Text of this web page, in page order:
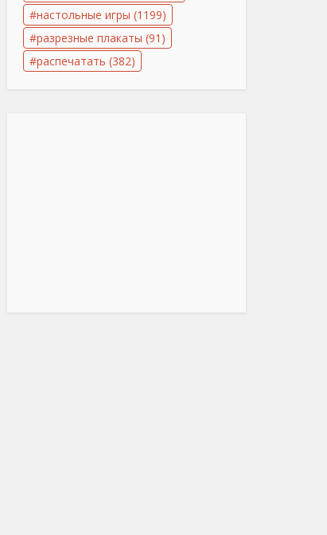
настольные игры (1199)
разрезные плакаты (91)
распечатать (382)